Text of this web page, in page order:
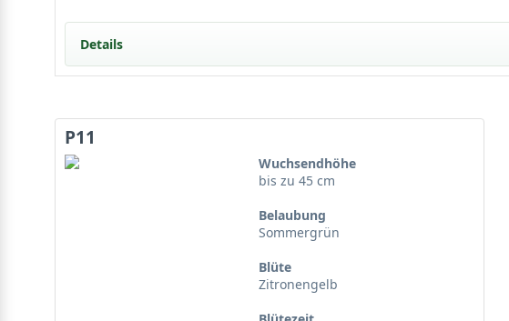
Details
Herkunft und Wuchscharakter der Taglilie 'Big Time Happy'
Wuchshöhe und Habitus
Der ideale Standort für prachtvolle Entwicklung
Blütenpracht und Laubwerk der Taglilie 'Big Time Happy'
Vielseitige Einsatzmöglichkeiten im Garten
P11
Wuchsendhöhe
bis zu 45 cm
Belaubung
Sommergrün
Blüte
Zitronengelb